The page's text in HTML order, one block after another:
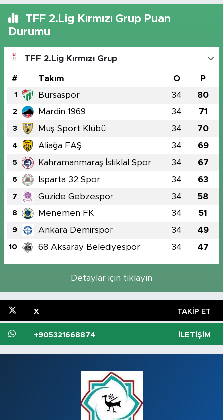
TFF 2.Lig Kırmızı Grup Puan
Durumu
TFF 2.Lig Kırmızı Grup
# Takım O P
1 Bursaspor 34 80
2 Mardin 1969 34 71
3 Muş Sport Klübü 34 70
4 Aliağa FAŞ 34 69
5 Kahramanmaraş İstiklal Spor 34 67
6 Isparta 32 Spor 34 63
7 Güzide Gebzespor 34 58
8 Menemen FK 34 51
9 Ankara Demirspor 34 49
10 68 Aksaray Belediyespor 34 47
Detaylar için tıklayın
X TAKIP ET
+905321668874 İLETIŞIM